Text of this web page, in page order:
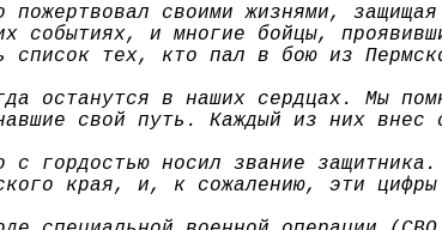
своими жизнями,
событиях, и многие бойцы,
список тех, кто пал в бою из
останутся в наших сердцах. Мы
свой путь. Каждый из них
гордостью носил звание
края, и, к сожалению, эти